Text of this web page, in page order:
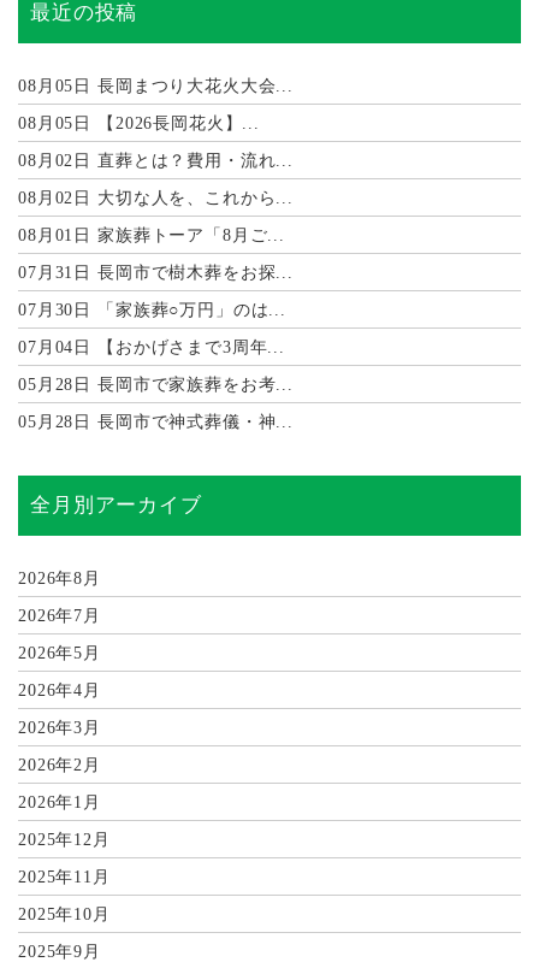
最近の投稿
08月05日 長岡まつり大花火大会...
08月05日 【2026長岡花火】...
08月02日 直葬とは？費用・流れ...
08月02日 大切な人を、これから...
08月01日 家族葬トーア「8月ご...
07月31日 長岡市で樹木葬をお探...
07月30日 「家族葬○万円」のは...
07月04日 【おかげさまで3周年...
05月28日 長岡市で家族葬をお考...
05月28日 長岡市で神式葬儀・神...
全月別アーカイブ
2026年8月
2026年7月
2026年5月
2026年4月
2026年3月
2026年2月
2026年1月
2025年12月
2025年11月
2025年10月
2025年9月